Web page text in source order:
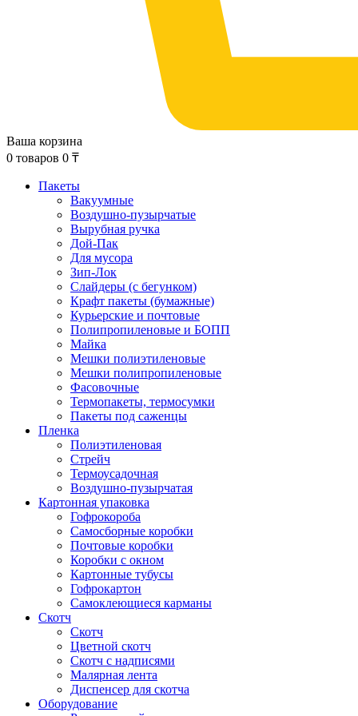
Ваша корзина
0 товаров 0 ₸
Пакеты
Вакуумные
Воздушно-пузырчатые
Вырубная ручка
Дой-Пак
Для мусора
Зип-Лок
Слайдеры (с бегунком)
Крафт пакеты (бумажные)
Курьерские и почтовые
Полипропиленовые и БОПП
Майка
Мешки полиэтиленовые
Мешки полипропиленовые
Фасовочные
Термопакеты, термосумки
Пакеты под саженцы
Пленка
Полиэтиленовая
Стрейч
Термоусадочная
Воздушно-пузырчатая
Картонная упаковка
Гофрокороба
Самосборные коробки
Почтовые коробки
Коробки с окном
Картонные тубусы
Гофрокартон
Самоклеющиеся карманы
Скотч
Скотч
Цветной скотч
Скотч с надписями
Малярная лента
Диспенсер для скотча
Оборудование